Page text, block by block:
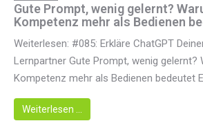
Gute Prompt, wenig gelernt?
Kompetenz mehr als Bedienen
Weiterlesen: #085: Erkläre ChatGPT
Lernpartner Gute Prompt, wenig gelernt?
Kompetenz mehr als Bedienen bedeutet
Weiterlesen …